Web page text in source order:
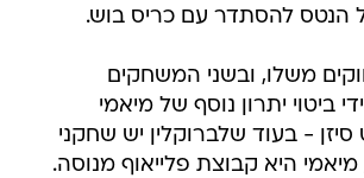
הנטס להסתדר עם כריס בוש.
משלו, ובשני המשחקים
ביטוי יתרון נוסף של מיאמי
- בעוד שלברוקלין יש שחקני
מיאמי היא קבוצת פלייאוף מנוסה.